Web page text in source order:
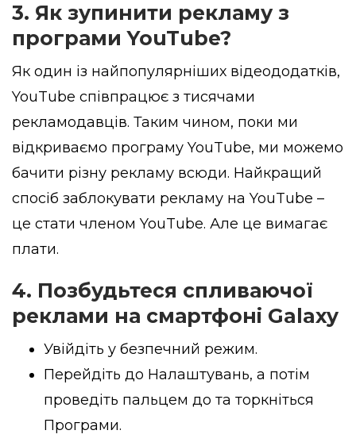
3. Як зупинити рекламу з
програми YouTube?
Як один із найпопулярніших відеододатків,
YouTube співпрацює з тисячами
рекламодавців. Таким чином, поки ми
відкриваємо програму YouTube, ми можемо
бачити різну рекламу всюди. Найкращий
спосіб заблокувати рекламу на YouTube –
це стати членом YouTube. Але це вимагає
плати.
4. Позбудьтеся спливаючої
реклами на смартфоні Galaxy
Увійдіть у безпечний режим.
Перейдіть до Налаштувань, а потім
проведіть пальцем до та торкніться
Програми.